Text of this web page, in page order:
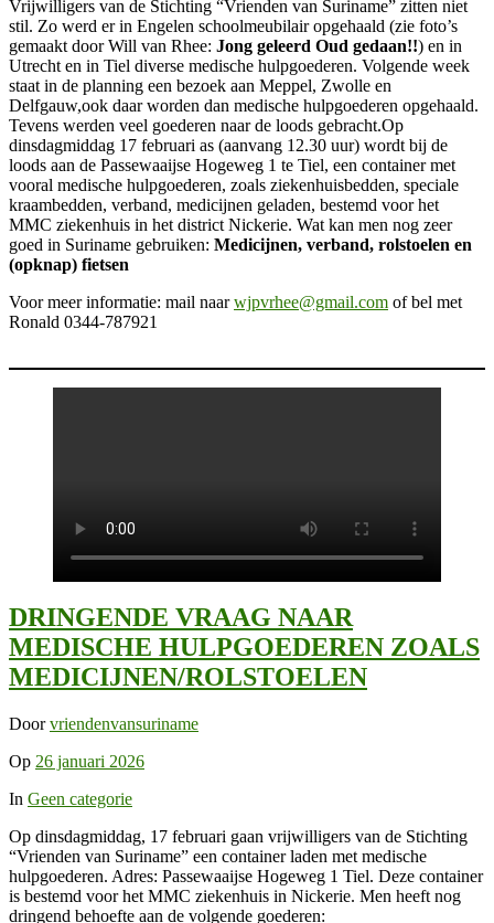
Vrijwilligers van de Stichting “Vrienden van Suriname” zitten niet
stil. Zo werd er in Engelen schoolmeubilair opgehaald (zie foto’s
gemaakt door Will van Rhee: Jong geleerd Oud gedaan!!) en in
Utrecht en in Tiel diverse medische hulpgoederen. Volgende week
staat in de planning een bezoek aan Meppel, Zwolle en
Delfgauw,ook daar worden dan medische hulpgoederen opgehaald.
Tevens werden veel goederen naar de loods gebracht.Op
dinsdagmiddag 17 februari as (aanvang 12.30 uur) wordt bij de
loods aan de Passewaaijse Hogeweg 1 te Tiel, een container met
vooral medische hulpgoederen, zoals ziekenhuisbedden, speciale
kraambedden, verband, medicijnen geladen, bestemd voor het
MMC ziekenhuis in het district Nickerie. Wat kan men nog zeer
goed in Suriname gebruiken: Medicijnen, verband, rolstoelen en
(opknap) fietsen
Voor meer informatie: mail naarwjpvrhee@gmail.com of bel met
Ronald 0344-787921
DRINGENDE VRAAG NAAR
MEDISCHE HULPGOEDEREN ZOALS
MEDICIJNEN/ROLSTOELEN
Doorvriendenvansuriname
Op 26 januari 2026
In Geen categorie
Op dinsdagmiddag, 17 februari gaan vrijwilligers van de Stichting
“Vrienden van Suriname” een container laden met medische
hulpgoederen. Adres: Passewaaijse Hogeweg 1 Tiel. Deze container
is bestemd voor het MMC ziekenhuis in Nickerie. Men heeft nog
dringend behoefte aan de volgende goederen: